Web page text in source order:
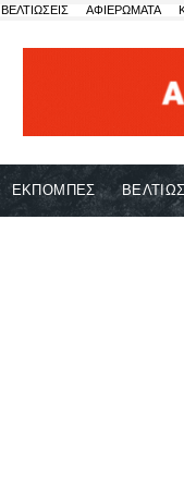
ΒΕΛΤΙΩΣΕΙΣ ΑΦΙΕΡΩΜΑΤΑ
ΕΚΠΟΜΠΕΣ